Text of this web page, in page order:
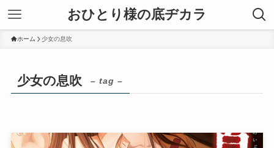
おひとり様の底ヂカラ
ホーム 少女の息吹
少女の息吹 – tag –